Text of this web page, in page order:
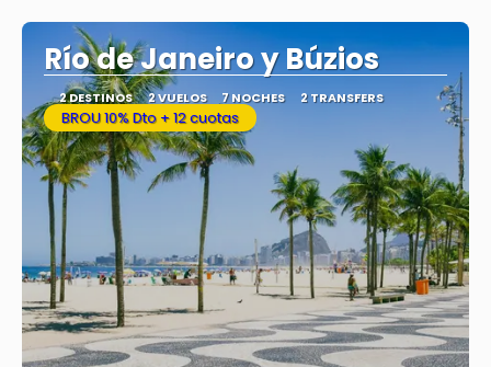
Río de Janeiro y Búzios
2 DESTINOS 2 VUELOS 7 NOCHES 2 TRANSFERS
BROU 10% Dto + 12 cuotas